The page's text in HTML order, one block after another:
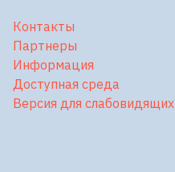
Контакты
Партнеры
Информация
Доступная среда
Версия для слабовидящих